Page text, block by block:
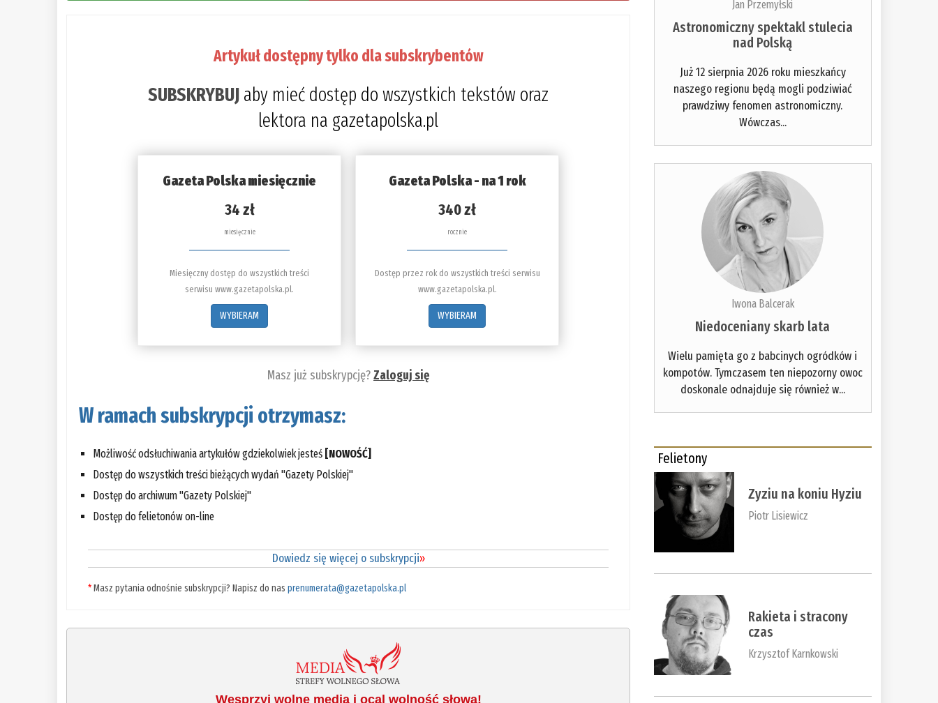
Artykuł dostępny tylko dla subskrybentów
SUBSKRYBUJ aby mieć dostęp do wszystkich tekstów oraz
lektora na gazetapolska.pl
Gazeta Polska miesięcznie
34 zł
miesięcznie
Miesięczny dostęp do wszystkich treści
serwisu www.gazetapolska.pl.
WYBIERAM
Gazeta Polska - na 1 rok
340 zł
rocznie
Dostęp przez rok do wszystkich treści serwisu
www.gazetapolska.pl.
WYBIERAM
Masz już subskrypcję?Zaloguj się
W ramach subskrypcji otrzymasz:
Możliwość odsłuchiwania artykułów gdziekolwiek jesteś [NOWOŚĆ]
Dostęp do wszystkich treści bieżących wydań "Gazety Polskiej"
Dostęp do archiwum "Gazety Polskiej"
Dostęp do felietonów on-line
Dowiedz się więcej o subskrypcji»
*Masz pytania odnośnie subskrypcji? Napisz do nasprenumerata@gazetapolska.pl
Wesprzyj wolne media i ocal wolność słowa!
Jan Przemyłski
Astronomiczny spektakl stulecia
nad Polską
Już 12 sierpnia 2026 roku mieszkańcy
naszego regionu będą mogli podziwiać
prawdziwy fenomen astronomiczny.
Wówczas...
Iwona Balcerak
Niedoceniany skarb lata
Wielu pamięta go z babcinych ogródków i
kompotów. Tymczasem ten niepozorny owoc
doskonale odnajduje się również w...
Felietony
Zyziu na koniu Hyziu
Piotr Lisiewicz
Rakieta i stracony
czas
Krzysztof Karnkowski